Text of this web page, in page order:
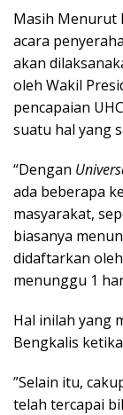
Masih Menurut
acara
akan
oleh Wakil
pencapaian
suatu hal yang
“Dengan
ada beberapa
masyarakat,
biasanya
didaftarkan
menunggu 1
Hal inilah yang
Bengkalis
”Selain itu,
telah tercapai